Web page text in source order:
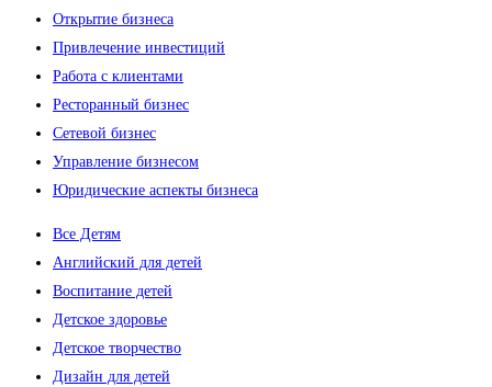
Открытие бизнеса
Привлечение инвестиций
Работа с клиентами
Ресторанный бизнес
Сетевой бизнес
Управление бизнесом
Юридические аспекты бизнеса
Все Детям
Английский для детей
Воспитание детей
Детское здоровье
Детское творчество
Дизайн для детей